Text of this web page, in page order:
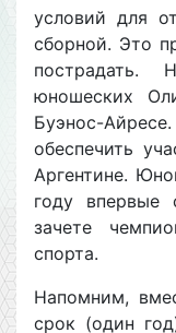
условий для
сборной. Это
юношеских
Буэнос-
обеспечить
Аргентине.
году впервые
зачете
спорта.
Напомним,
срок (один